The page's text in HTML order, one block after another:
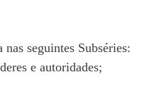
seguintes Subséries:
e autoridades;